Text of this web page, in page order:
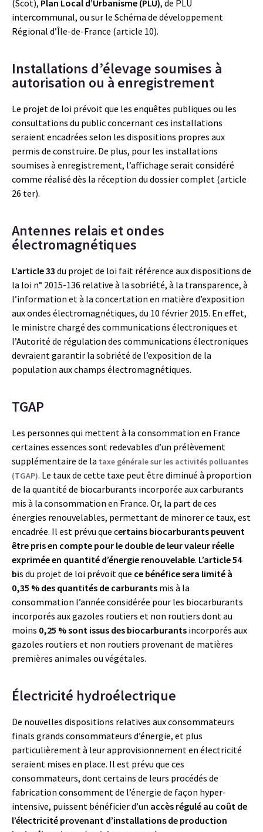
(Scot), Plan Local d’Urbanisme (PLU), de PLU
intercommunal, ou sur le Schéma de développement
Régional d’Île-de-France (article 10).
Installations d’élevage soumises à
autorisation ou à enregistrement
Le projet de loi prévoit que les enquêtes publiques ou les
consultations du public concernant ces installations
seraient encadrées selon les dispositions propres aux
permis de construire. De plus, pour les installations
soumises à enregistrement, l’affichage serait considéré
comme réalisé dès la réception du dossier complet (article
26 ter).
Antennes relais et ondes
électromagnétiques
L’article 33 du projet de loi fait référence aux dispositions de
la loi n° 2015-136 relative à la sobriété, à la transparence, à
l’information et à la concertation en matière d’exposition
aux ondes électromagnétiques, du 10 février 2015. En effet,
le ministre chargé des communications électroniques et
l’Autorité de régulation des communications électroniques
devraient garantir la sobriété de l’exposition de la
population aux champs électromagnétiques.
TGAP
Les personnes qui mettent à la consommation en France
certaines essences sont redevables d’un prélèvement
supplémentaire de la taxe générale sur les activités polluantes
(TGAP). Le taux de cette taxe peut être diminué à proportion
de la quantité de biocarburants incorporée aux carburants
mis à la consommation en France. Or, la part de ces
énergies renouvelables, permettant de minorer ce taux, est
encadrée. Il est prévu que certains biocarburants peuvent
être pris en compte pour le double de leur valeur réelle
exprimée en quantité d’énergie renouvelable. L’article 54
bis du projet de loi prévoit que ce bénéfice sera limité à
0,35 % des quantités de carburants mis à la
consommation l’année considérée pour les biocarburants
incorporés aux gazoles routiers et non routiers dont au
moins 0,25 % sont issus des biocarburants incorporés aux
gazoles routiers et non routiers provenant de matières
premières animales ou végétales.
Électricité hydroélectrique
De nouvelles dispositions relatives aux consommateurs
finals grands consommateurs d’énergie, et plus
particulièrement à leur approvisionnement en électricité
seraient mises en place. Il est prévu que ces
consommateurs, dont certains de leurs procédés de
fabrication consomment de l’énergie de façon hyper-
intensive, puissent bénéficier d’un accès régulé au coût de
l’électricité provenant d’installations de production